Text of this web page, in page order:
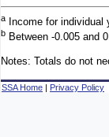
a Income for
b Between -0.005 and
Notes: Totals do not
SSA Home | Privacy Policy